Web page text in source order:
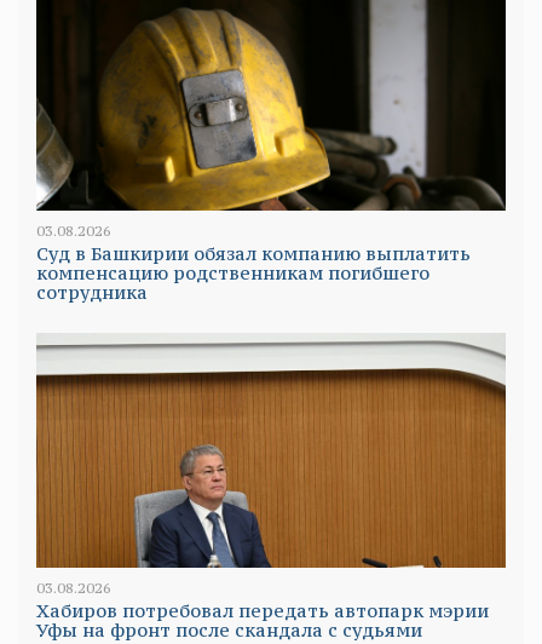
03.08.2026
Суд в Башкирии обязал компанию выплатить
компенсацию родственникам погибшего
сотрудника
03.08.2026
Хабиров потребовал передать автопарк мэрии
Уфы на фронт после скандала с судьями